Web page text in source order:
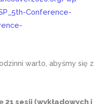
Conference-
warto, abyśmy się z
21 sesji (wykładowych i